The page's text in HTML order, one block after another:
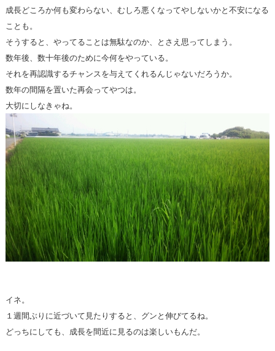
成長どころか何も変わらない、むしろ悪くなってやしないかと不安になる
ことも。
そうすると、やってることは無駄なのか、とさえ思ってしまう。
数年後、数十年後のために今何をやっている。
それを再認識するチャンスを与えてくれるんじゃないだろうか。
数年の間隔を置いた再会ってやつは。
大切にしなきゃね。
イネ。
１週間ぶりに近づいて見たりすると、グンと伸びてるね。
どっちにしても、成長を間近に見るのは楽しいもんだ。